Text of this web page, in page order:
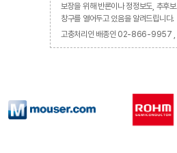
보장을 위해 반론이나 정정보도, 추후
창구를 열어두고 있음을 알려드립니다.
고충처리인 배종인 02-866-9957